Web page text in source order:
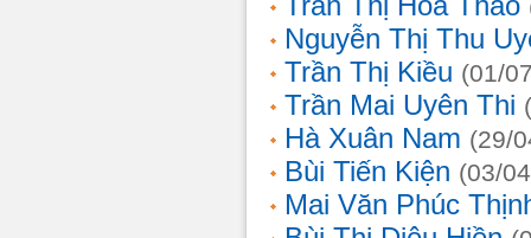
Nguyễn Thị Thu
Trần Thị Kiều (01/
Trần Mai Uyên Thi
Hà Xuân Nam (29/
Bùi Tiến Kiện (03/
Mai Văn Phúc